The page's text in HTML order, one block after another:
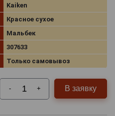
Kaiken
Красное сухое
Мальбек
307633
Только самовывоз
- + В заявку